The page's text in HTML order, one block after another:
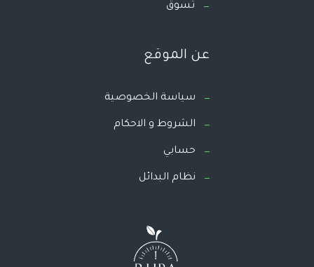
تسوق
عن الموقع
سياسة الخصوصية
الشروط و الاحكام
حسابي
نظام البدائل